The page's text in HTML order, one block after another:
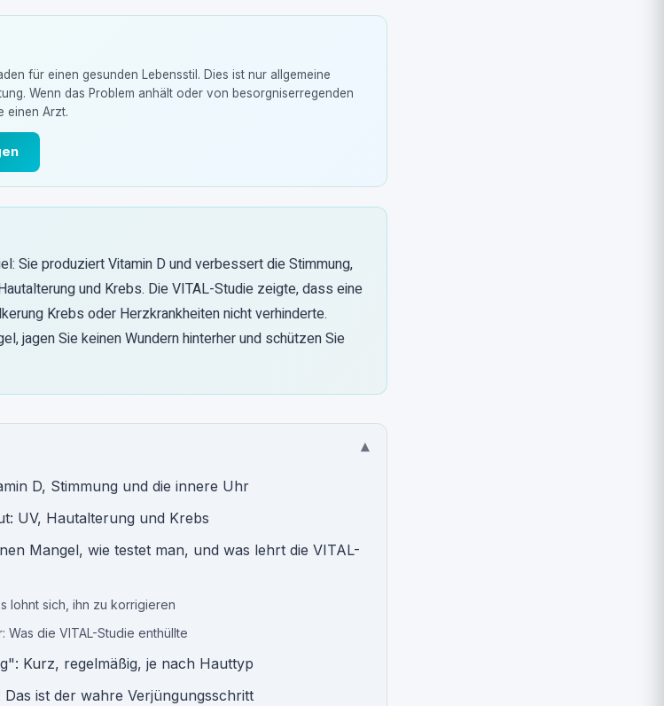
für einen gesunden Lebensstil. Dies ist nur allgemeine
Wenn das Problem anhält oder von besorgniserregenden
einen Arzt.
Sie produziert Vitamin D und verbessert die Stimmung,
und Krebs. Die VITAL-Studie zeigte, dass eine
Krebs oder Herzkrankheiten nicht verhinderte.
jagen Sie keinen Wundern hinterher und schützen Sie
▾
D, Stimmung und die innere Uhr
UV, Hautalterung und Krebs
Mangel, wie testet man, und was lehrt die VITAL-
lohnt sich, ihn zu korrigieren
die VITAL-Studie enthüllte
Kurz, regelmäßig, je nach Hauttyp
ist der wahre Verjüngungsschritt